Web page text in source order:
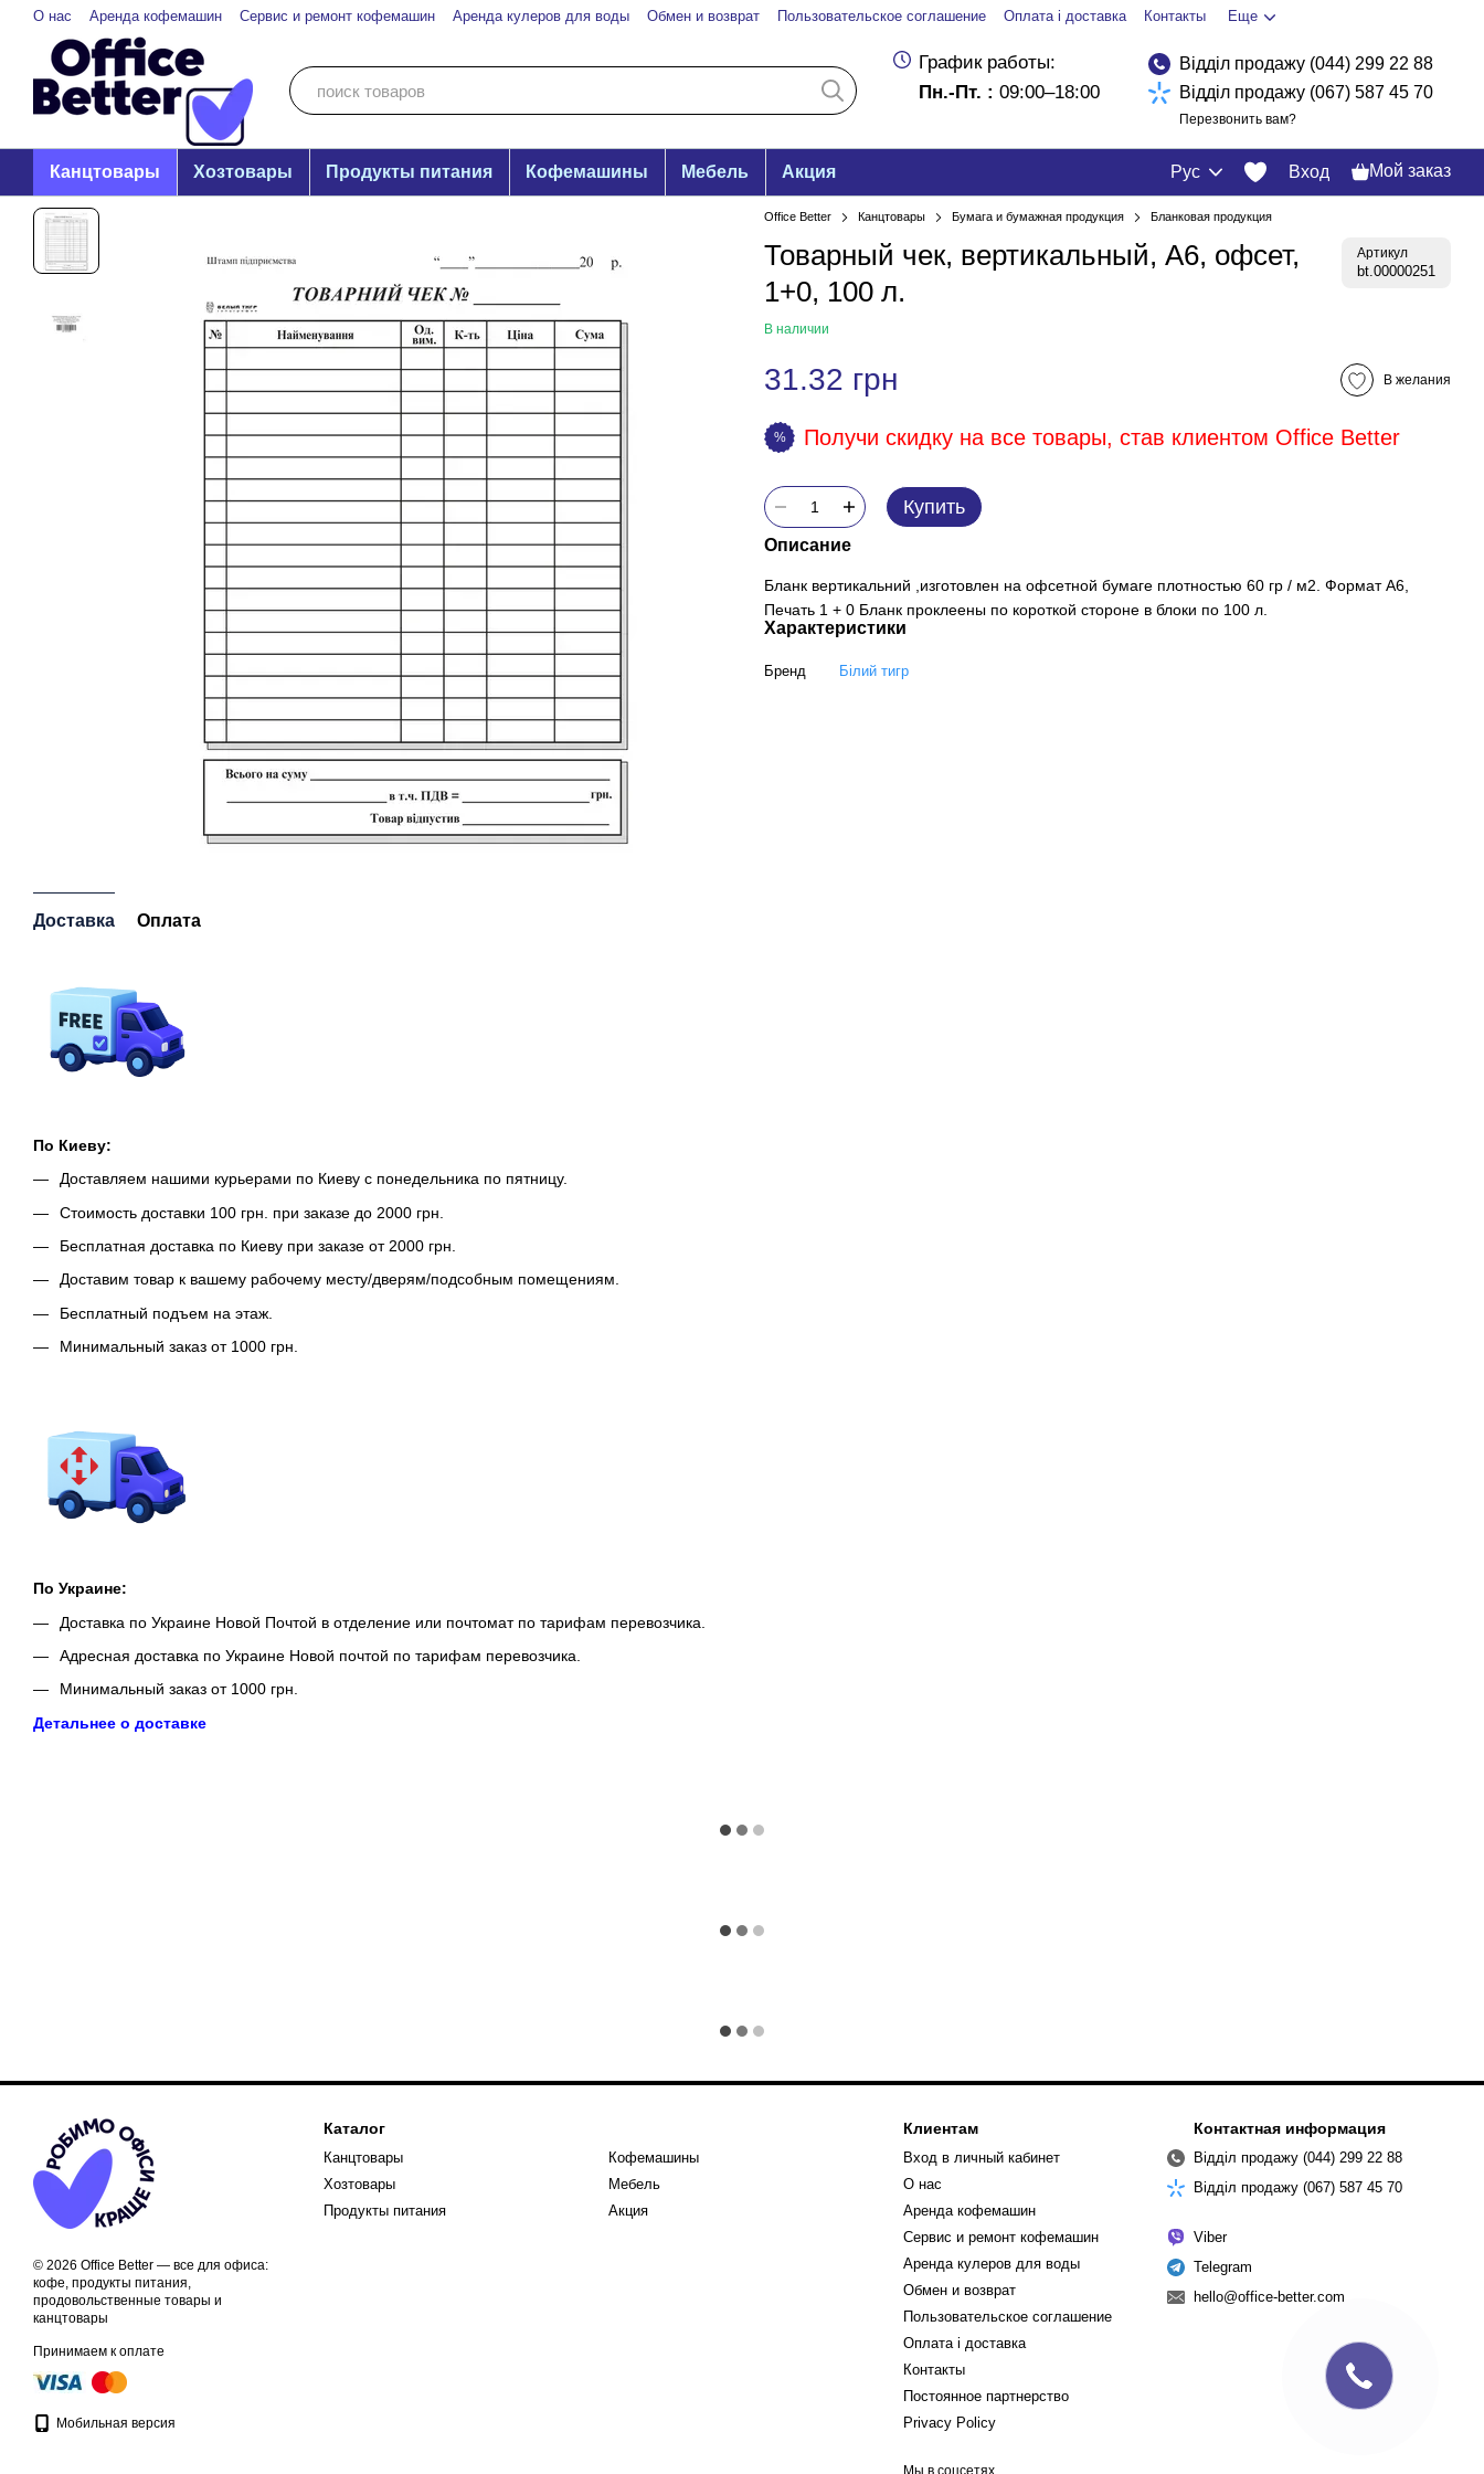
Перейти к основному контенту
О нас Аренда кофемашин Сервис и ремонт кофемашин Аренда кулеров для воды Обмен и возврат Пользовательское соглашение Оплата і доставка Контакты Еще
График работы:
Пн.-Пт. : 09:00–18:00
Відділ продажу (044) 299 22 88
Відділ продажу (067) 587 45 70
Перезвонить вам?
Канцтовары Хозтовары Продукты питания Кофемашины Мебель Акция Рус Вход Мой заказ
Доставка Оплата
По Киеву:
Доставляем нашими курьерами по Киеву с понедельника по пятницу.
Стоимость доставки 100 грн. при заказе до 2000 грн.
Бесплатная доставка по Киеву при заказе от 2000 грн.
Доставим товар к вашему рабочему месту/дверям/подсобным помещениям.
Бесплатный подъем на этаж.
Минимальный заказ от 1000 грн.
По Украине:
Доставка по Украине Новой Почтой в отделение или почтомат по тарифам перевозчика.
Адресная доставка по Украине Новой почтой по тарифам перевозчика.
Минимальный заказ от 1000 грн.
Детальнее о доставке
Office Better Канцтовары Бумага и бумажная продукция Бланковая продукция
Товарный чек, вертикальный, А6, офсет,
1+0, 100 л.
Артикул
bt.00000251
В наличии
31.32 грн В желания
% Получи скидку на все товары, став клиентом Office Better
Купить
Описание
Бланк вертикальний ,изготовлен на офсетной бумаге плотностью 60 гр / м2. Формат А6,
Печать 1 + 0 Бланк проклеены по короткой стороне в блоки по 100 л.
Характеристики
Бренд Білий тигр
© 2026 Office Better — все для офиса:
кофе, продукты питания,
продовольственные товары и
канцтовары
Принимаем к оплате
Мобильная версия
Каталог
Канцтовары
Хозтовары
Продукты питания
Кофемашины
Мебель
Акция
Клиентам
Вход в личный кабинет
О нас
Аренда кофемашин
Сервис и ремонт кофемашин
Аренда кулеров для воды
Обмен и возврат
Пользовательское соглашение
Оплата і доставка
Контакты
Постоянное партнерство
Privacy Policy
Мы в соцсетях
Контактная информация
Відділ продажу (044) 299 22 88
Відділ продажу (067) 587 45 70
Viber
Telegram
hello@office-better.com